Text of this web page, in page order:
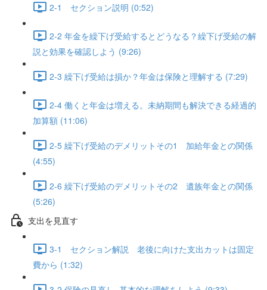
2-1 セクション説明 (0:52)
2-2 年金を繰下げ受給するとどうなる？繰下げ受給の解
説と効果を確認しよう (9:26)
2-3 繰下げ受給は損か？年金は保険と理解する (7:29)
2-4 働くと年金は増える。未納期間も解決できる経過的
加算額 (11:06)
2-5 繰下げ受給のデメリットその1 加給年金との関係
(4:55)
2-6 繰下げ受給のデメリットその2 遺族年金との関係
(5:26)
支出を見直す
3-1 セクション解説 老後に向けた支出カットは固定
費から (1:32)